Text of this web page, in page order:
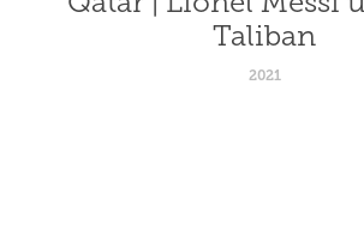
Taliban
2021